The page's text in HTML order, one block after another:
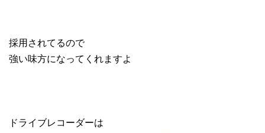
採用されてるので
強い味方になってくれますよ
ドライブレコーダーは